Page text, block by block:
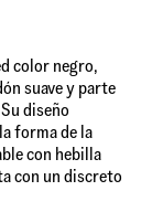
color negro,
suave y parte
diseño
forma de la
con hebilla
con un discreto